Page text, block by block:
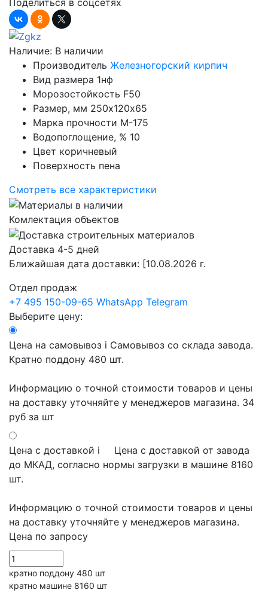
Наличие: В наличии
Производитель Железногорский кирпич
Вид размера 1нф
Морозостойкость F50
Размер, мм 250х120х65
Марка прочности М-175
Водопоглощение, % 10
Цвет коричневый
Поверхность пена
Смотреть все характеристики
Комлектация объектов
Доставка 4-5 дней
Ближайшая дата доставки: [10.08.2026 г.
Отдел продаж
+7 495 150-09-65 WhatsApp Telegram
Выберите цену:
Цена на самовывоз i Самовывоз со склада завода.
Кратно поддону 480 шт.
Информацию о точной стоимости товаров и цены
на доставку уточняйте у менеджеров магазина. 34
руб за шт
Цена с доставкой i
Цена с доставкой от завода
до МКАД, согласно нормы загрузки в машине 8160
шт.
Информацию о точной стоимости товаров и цены
на доставку уточняйте у менеджеров магазина.
Цена по запросу
кратно поддону 480 шт
кратно машине 8160 шт